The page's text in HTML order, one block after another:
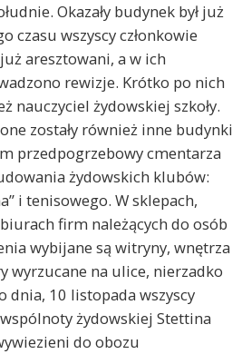
Okazały budynek był już
czasu wszyscy członkowie
aresztowani, a w ich
rewizje. Krótko po nich
nauczyciel żydowskiej szkoły.
zostały również inne budynki
przedpogrzebowy cmentarza
żydowskich klubów:
i tenisowego. W sklepach,
firm należących do osób
wybijane są witryny, wnętrza
wyrzucane na ulice, nierzadko
dnia, 10 listopada wszyscy
żydowskiej Stettina
do obozu